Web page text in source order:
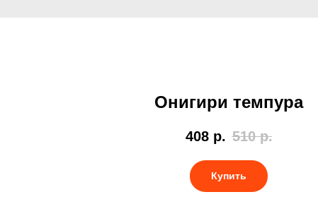
Онигири темпура
408 р. 510 р.
Купить